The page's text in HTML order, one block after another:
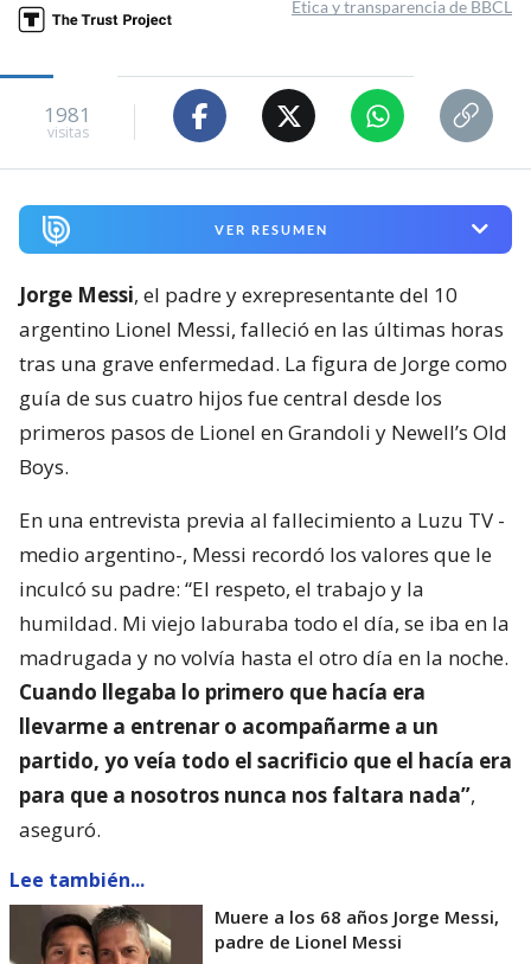
Ética y transparencia de BBCL
1981
visitas
VER RESUMEN
Jorge Messi, el padre y exrepresentante del 10
argentino Lionel Messi, falleció en las últimas horas
tras una grave enfermedad. La figura de Jorge como
guía de sus cuatro hijos fue central desde los
primeros pasos de Lionel en Grandoli y Newell’s Old
Boys.
En una entrevista previa al fallecimiento a Luzu TV -
medio argentino-, Messi recordó los valores que le
inculcó su padre: “El respeto, el trabajo y la
humildad. Mi viejo laburaba todo el día, se iba en la
madrugada y no volvía hasta el otro día en la noche.
Cuando llegaba lo primero que hacía era
llevarme a entrenar o acompañarme a un
partido, yo veía todo el sacrificio que el hacía era
para que a nosotros nunca nos faltara nada”,
aseguró.
Lee también...
Muere a los 68 años Jorge Messi,
padre de Lionel Messi